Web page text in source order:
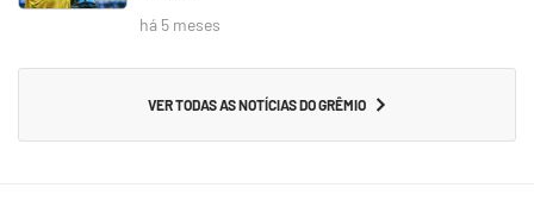
há 5 meses
VER TODAS AS NOTÍCIAS DO GRÊMIO